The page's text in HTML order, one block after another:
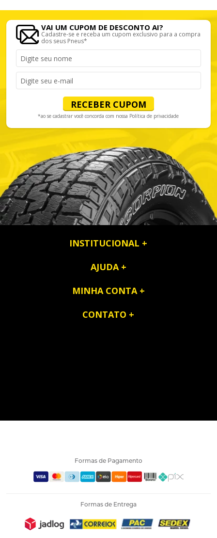
VAI UM CUPOM DE DESCONTO AI?
Cadastre-se e receba um cupom exclusivo para a compra
dos seus Pneus*
RECEBER CUPOM
*ao se cadastrar você concorda com nossa Política de privacidade
INSTITUCIONAL
AJUDA
MINHA CONTA
CONTATO
Formas de Pagamento
Formas de Entrega